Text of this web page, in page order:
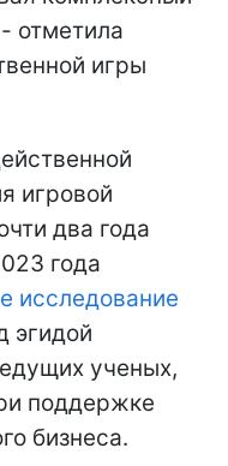
отметила
игры
игровой
два года
года
исследование
эгидой
ученых,
поддержке
бизнеса.